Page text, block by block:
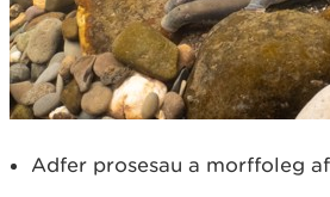
Adfer prosesau a morffoleg